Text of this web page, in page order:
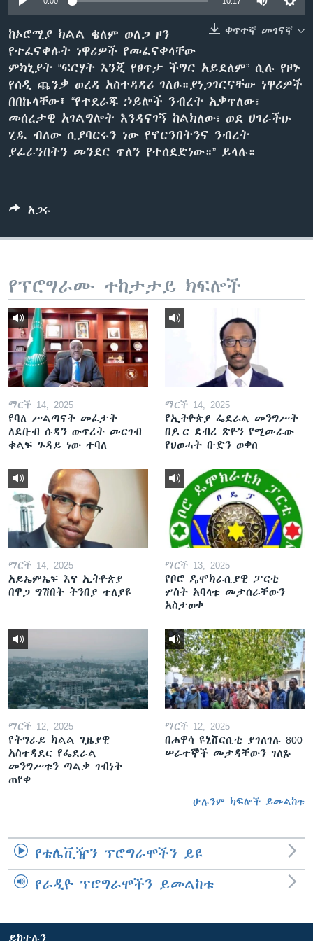
ቋንቋዎች
ቀጥተኛ መገናኛ
ከኦሮሚያ ክልል ቄለም ወለጋ ዞን
የተፈናቀሉት ነዋሪዎች የመፈናቀላቸው
ምክኒያት “ፍርሃት እንጂ የፀጥታ ችግር አይደለም” ሲሉ የዞኑ
የሰዲ ጨንቃ ወረዳ አስተዳዳሪ ገለፁ።ያነጋገርናቸው ነዋሪዎች
በበኩላቸው፤ “የተደራጁ ኃይሎች ንብረት አቃጥለው፣
መሰረታዊ አገልግሎት እንዳናገኝ ከልክለው፣ ወደ ሀገራችሁ
ሂዱ ብለው ሲያባርሩን ነው የኖርንበትንና ንብረት
ያፈራንበትን መንደር ጥለን የተሰደድነው።” ይላሉ።
አጋሩ
የፕሮግራሙ ተከታታይ ክፍሎች
ማርች 14, 2025
የባለ ሥልጣናት መፈታት
ለደቡብ ሱዳን ውጥረት መርገብ
ቁልፍ ጉዳይ ነው ተባለ
ማርች 14, 2025
የኢትዮጵያ ፌደራል መንግሥት
በዶ.ር ደብረ ጽዮን የሚመራው
የህወሓት ቡድን ወቀሰ
ማርች 14, 2025
አይኤምኤፍ እና ኢትዮጵያ
በዋጋ ግሽበት ትንበያ ተለያዩ
ማርች 13, 2025
የቦሮ ዴሞክራሲያዊ ፓርቲ
ሦስት አባላቱ መታሰራቸውን
አስታወቀ
ማርች 12, 2025
የትግራይ ክልል ጊዜያዊ
አስተዳደር የፌደራል
መንግሥቱን ጣልቃ ገብነት
ጠየቀ
ማርች 12, 2025
በሐዋሳ ዩኒቨርሲቲ ያገለገሉ 800
ሠራተኞች መታዳቸውን ገለጹ
ሁሉንም ክፍሎች ይመልከቱ
የቴሌቪዥን ፕሮግራሞችን ይዩ
የራዲዮ ፕሮግራሞችን ይመልከቱ
ይከተሉን